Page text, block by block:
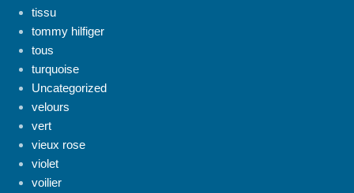
tissu
tommy hilfiger
tous
turquoise
Uncategorized
velours
vert
vieux rose
violet
voilier